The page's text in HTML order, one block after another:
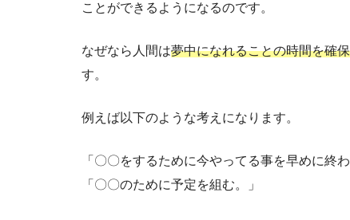
ことができるようになるのです。
なぜなら人間は夢中になれることの時間を確
す。
例えば以下のような考えになります。
「〇〇をするために今やってる事を早めに終
「〇〇のために予定を組む。」